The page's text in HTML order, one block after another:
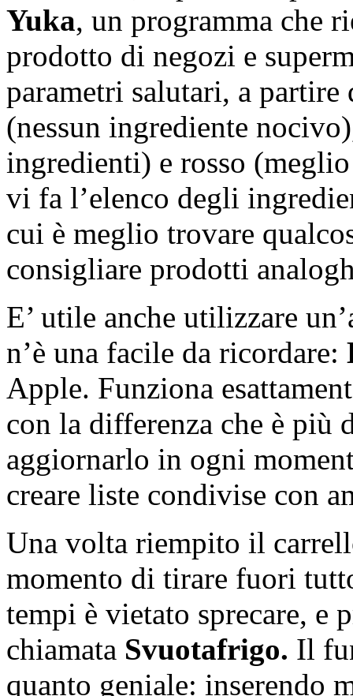
Yuka, un programma che
prodotto di negozi e
parametri salutari, a partire
(nessun ingrediente
ingredienti) e rosso
vi fa l’elenco degli
cui è meglio trovare
consigliare prodotti
E’ utile anche utilizzare
n’è una facile da ricordare:
Apple. Funziona
con la differenza che è più
aggiornarlo in ogni
creare liste condivise con
Una volta riempito il
momento di tirare fuori
tempi è vietato sprecare, e
chiamata Svuotafrigo. Il
quanto geniale: inserendo